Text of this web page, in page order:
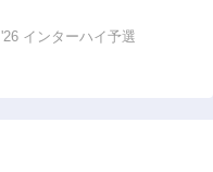
'26 インターハイ予選